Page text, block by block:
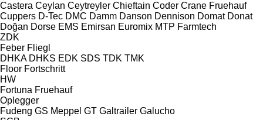
Castera Ceylan Ceytreyler Chieftain Coder Crane Fruehauf
Cuppers D-Tec DMC Damm Danson Dennison Domat Donat
Doğan Dorse EMS Emirsan Euromix MTP Farmtech
ZDK
Feber Fliegl
DHKA DHKS EDK SDS TDK TMK
Floor Fortschritt
HW
Fortuna Fruehauf
Oplegger
Fudeng GS Meppel GT Galtrailer Galucho